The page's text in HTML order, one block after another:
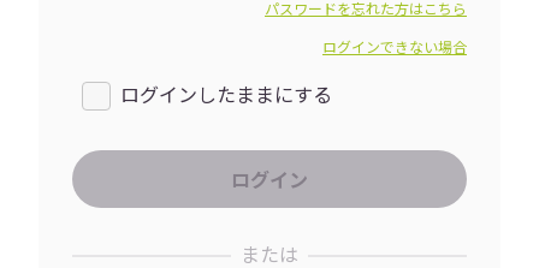
パスワードを忘れた方はこちら
ログインできない場合
ログインしたままにする
または